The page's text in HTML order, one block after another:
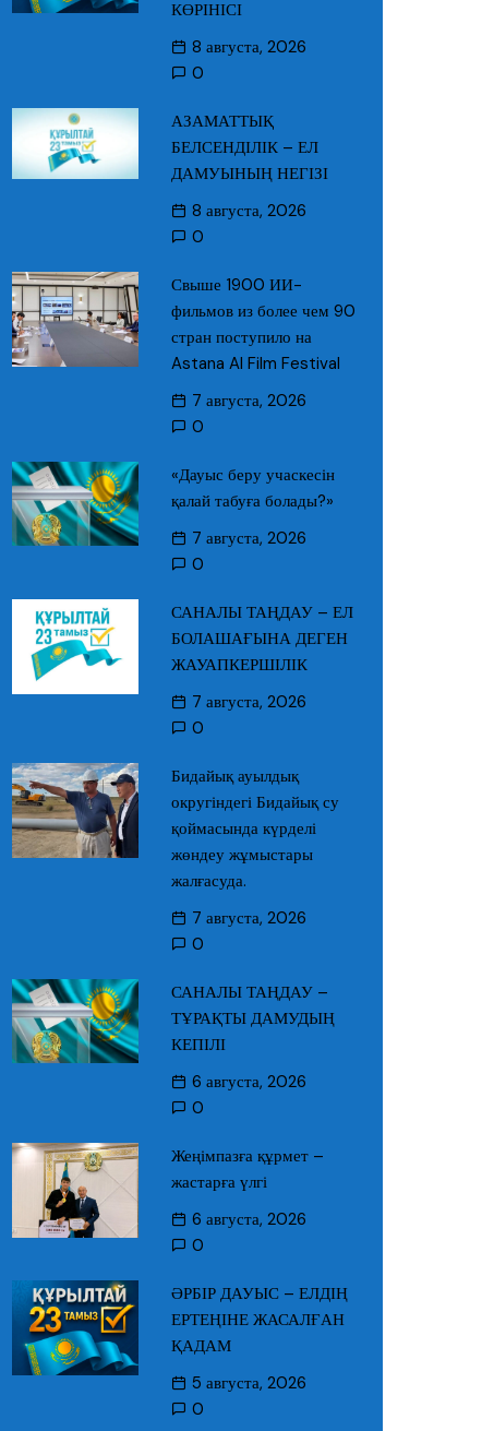
КӨРІНІСІ
8 августа, 2026
0
АЗАМАТТЫҚ
БЕЛСЕНДІЛІК – ЕЛ
ДАМУЫНЫҢ НЕГІЗІ
8 августа, 2026
0
Свыше 1900 ИИ-
фильмов из более чем 90
стран поступило на
Astana AI Film Festival
7 августа, 2026
0
«Дауыс беру учаскесін
қалай табуға болады?»
7 августа, 2026
0
САНАЛЫ ТАҢДАУ – ЕЛ
БОЛАШАҒЫНА ДЕГЕН
ЖАУАПКЕРШІЛІК
7 августа, 2026
0
Бидайық ауылдық
округіндегі Бидайық су
қоймасында күрделі
жөндеу жұмыстары
жалғасуда.
7 августа, 2026
0
САНАЛЫ ТАҢДАУ –
ТҰРАҚТЫ ДАМУДЫҢ
КЕПІЛІ
6 августа, 2026
0
Жеңімпазға құрмет –
жастарға үлгі
6 августа, 2026
0
ӘРБІР ДАУЫС – ЕЛДІҢ
ЕРТЕҢІНЕ ЖАСАЛҒАН
ҚАДАМ
5 августа, 2026
0